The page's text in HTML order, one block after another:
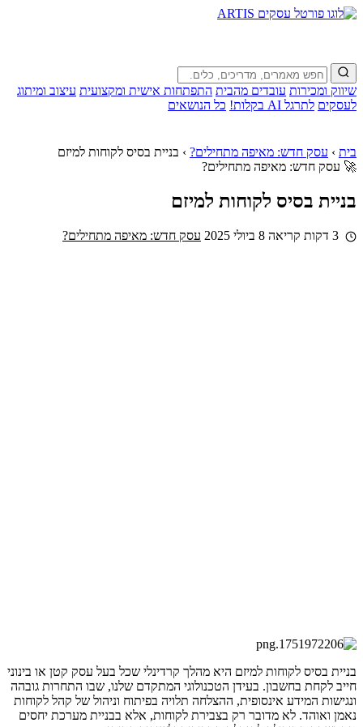
שיווק ומכירות עובדים מהבית התפתחות אישית ומקצועית עיצוב ומיתוג
לעסקים לתרגל AI בקלות! כל הנושאים
בית › עסק חדש: מאיפה מתחילים? › בניית בסיס לקוחות למיזם
🚀 עסק חדש: מאיפה מתחילים?
בניית בסיס לקוחות למיזם
8 ביולי 2025 עסק חדש: מאיפה מתחילים?
בניית בסיס לקוחות למיזם היא מהלך קרדינלי שכל בעל עסק קטן או בינוני
חייב לקחת בחשבון. בעידן הטכנולוגי המתקדם שלנו, שבו התחרות גובהה
ונגישות המידע אינסופית, ההצלחה תלויה בפיתוח וניהול של קהל לקוחות
נאמן ואוהד. לא מדובר רק בצבירת לקוחות, אלא בבניית מערכת יחסים